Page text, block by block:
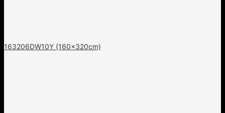
163206DW10Y (160x320cm)